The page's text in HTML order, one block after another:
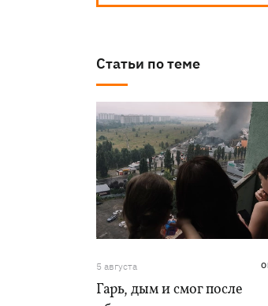
Статьи по теме
5 августа
Гарь, дым и смог после